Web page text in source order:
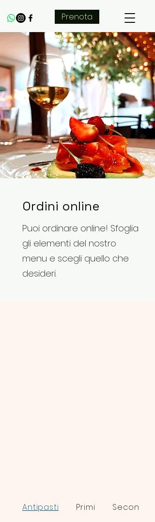
Prenota
Ordini online
Puoi ordinare online! Sfoglia
gli elementi del nostro
menu e scegli quello che
desideri.
Antipasti Primi Secondi